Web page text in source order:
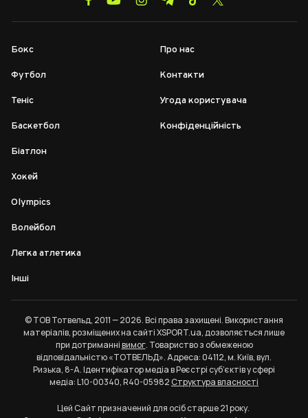
Бокс
Футбол
Теніс
Баскетбол
Біатлон
Хокей
Olympics
Волейбол
Легка атлетика
Інші
Про нас
Контакти
Угода користувача
Конфіденційність
© ТОВ Тотвельд, 2011 — 2026. Всі права захищені. Використання
матеріалів, розміщених на сайті XSPORT.ua, дозволяється лише
при дотриманнівимог. Товариство з обмеженою
відповідальністю «ТОТВЕЛЬД». Адреса: 04112, м. Київ, вул.
Ризька, 8-А. Ідентифікатор медіа в Реєстрі суб’єктів у сфері
медіа: L10-00340, R40-05982Структура власності
Цей Сайт призначений для осіб старше 21 року.